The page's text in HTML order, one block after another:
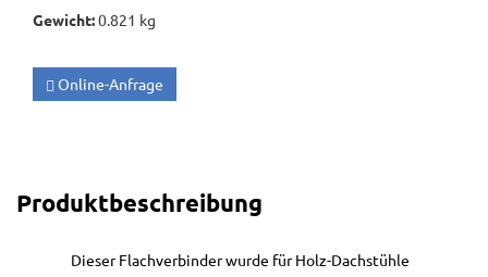
Gewicht:0.821 kg
Online-Anfrage
Produktbeschreibung
Dieser Flachverbinder wurde für Holz-Dachstühle